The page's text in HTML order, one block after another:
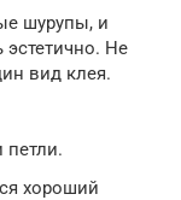
шурупы, и
Не
вид клея.
петли.
хороший